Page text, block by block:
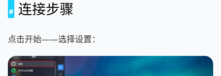
连接步骤
点击开始——选择设置：